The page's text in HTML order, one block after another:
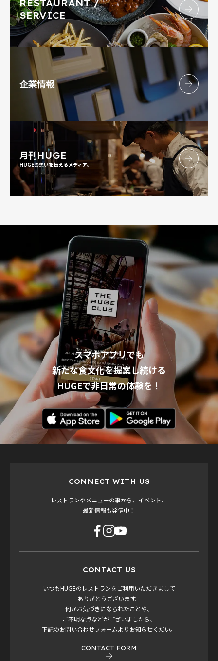
RESTAURANT /
SERVICE
企業情報
月刊HUGE
HUGEの想いを伝えるメディア。
スマホアプリでも
新たな食文化を提案し続ける
HUGEで非日常の体験を！
CONNECT WITH US
レストランやメニューの事から、イベント、
最新情報も発信中！
CONTACT US
いつもHUGEのレストランをご利用いただきまして
ありがとうございます。
何かお気づきになられたことや、
ご不明な点などがございましたら、
下記のお問い合わせフォームよりお知らせくだい。
CONTACT FORM